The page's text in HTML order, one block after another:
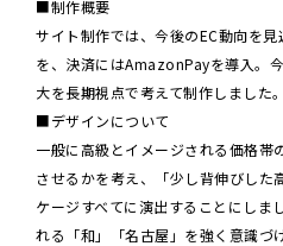
■制作概要
サイト制作では、今後のEC動向を
を、決済にはAmazonPayを導入。
大を長期視点で考えて制作しました。
■デザインについて
一般に高級とイメージされる価格帯
させるかを考え、「少し背伸びした
ケージすべてに演出することにしま
れる「和」「名古屋」を強く意識づ